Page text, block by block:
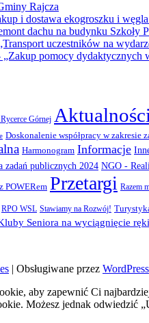
Rajcza
i dostawa ekogroszku i
dachu na budynku Szkoły
uczestników na
pomocy dydaktycznych
Górnej Aktualności
Doskonalenie współpracy w zakresie
Harmonogram Informacje
zadań publicznych 2024 NGO -
POWERem Przetargi Razem
RPO WSL Stawiamy na Rozwój!
Seniora na wyciągnięcie ręki
| Obsługiwane przez WordPress
aby zapewnić Ci
Możesz jednak odwiedzić